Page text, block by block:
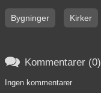
Bygninger Kirker
 Kommentarer (0)
Ingen kommentarer